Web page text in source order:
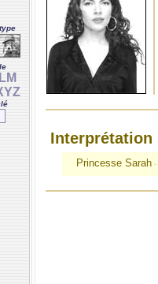
LM
YZ
Interprétation
Princesse Sarah